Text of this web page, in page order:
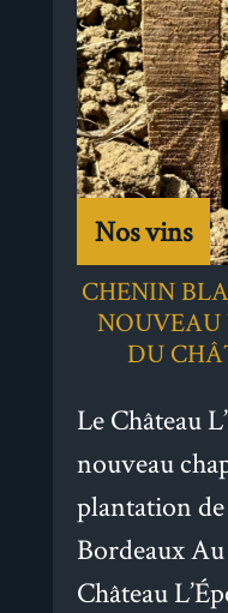
Nos vins
CHENIN
NOUVEAU
DU
Le Château
nouveau
plantation
Bordeaux
Château